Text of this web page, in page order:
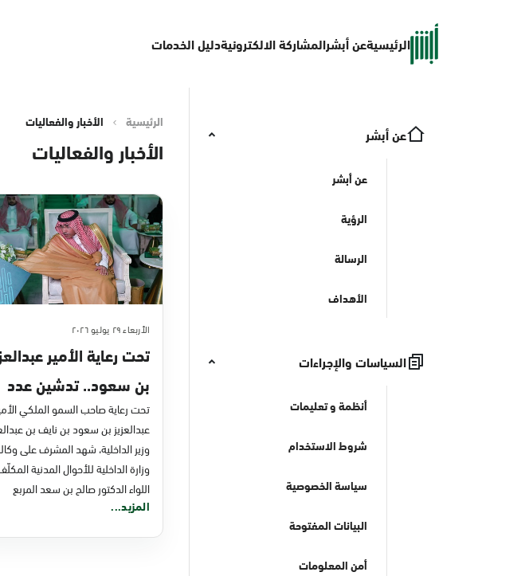
الرئيسيةعن أبشرالمشاركة الالكترونيةدليل الخدمات
عن أبشر
عن أبشر
الرؤية
الرسالة
الأهداف
السياسات والإجراءات
أنظمة و تعليمات
شروط الاستخدام
سياسة الخصوصية
البيانات المفتوحة
أمن المعلومات
الرئيسية الأخبار والفعاليات
الأخبار والفعاليات
الأربعاء ٢٩ يوليو ٢٠٢٦
تحت رعاية الأمير
بن سعود.. تدشين عدد
من مشاريع التحول
الرقمي والخدمات
الإلكترونية للأحوال
المدنية
تحت رعاية صاحب السمو الملكي
عبدالعزيز بن سعود بن نايف بن
وزير الداخلية، شهد المشرف على
وزارة الداخلية للأحوال المدنية
اللواء الدكتور صالح بن سعد المربع
المزيد...